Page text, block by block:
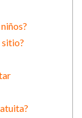
sitio?